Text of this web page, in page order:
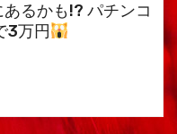
あるかも!? パチンコ
3万円